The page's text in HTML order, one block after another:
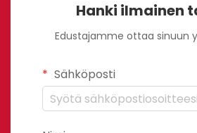
Hanki ilmainen
Edustajamme ottaa sinuun
Sähköposti